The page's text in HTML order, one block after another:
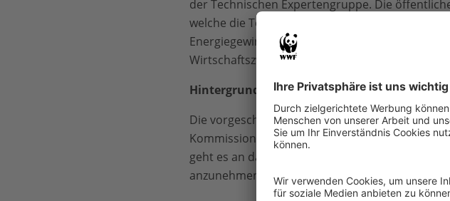
der Technischen Expertengruppe. Die
welche die Technische Expertengruppe im
Energiegewinnung verursacht hohe
Wirtschaftszweig werden in der Zukunft zu
Hintergrund
Die vorgeschlagenen Regeln stehen nun bis
Kommission hat dann bis zum 31. Dezember
geht es an das EU-Parlament und den Rat, die
anzunehmen oder abzulehnen.